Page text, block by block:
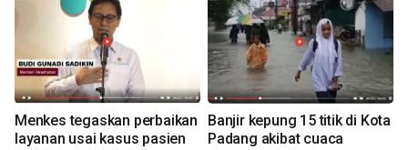
Menkes tegaskan perbaikan
layanan usai kasus pasien
Banjir kepung 15 titik di Kota
Padang akibat cuaca